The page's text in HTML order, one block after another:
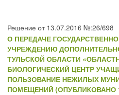
Решение от 13.07.2016 №:26/698
О ПЕРЕДАЧЕ
УЧРЕЖДЕНИЮ
ТУЛЬСКОЙ ОБЛАСТИ
БИОЛОГИЧЕСКИЙ ЦЕНТР
ПОЛЬЗОВАНИЕ НЕЖИЛЫХ
ПОМЕЩЕНИЙ (ОПУБЛИКОВАНО